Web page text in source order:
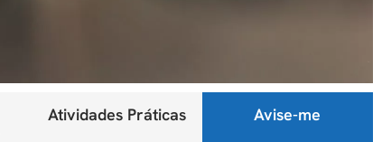
Atividades Práticas Avise-me